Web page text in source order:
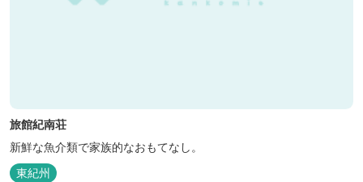
旅館紀南荘
新鮮な魚介類で家族的なおもてなし。
東紀州